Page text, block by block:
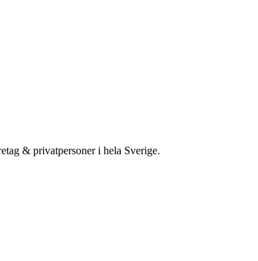
& privatpersoner i hela Sverige.